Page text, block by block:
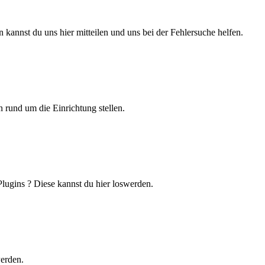
du uns hier mitteilen und uns bei der Fehlersuche helfen.
rund um die Einrichtung stellen.
? Diese kannst du hier loswerden.